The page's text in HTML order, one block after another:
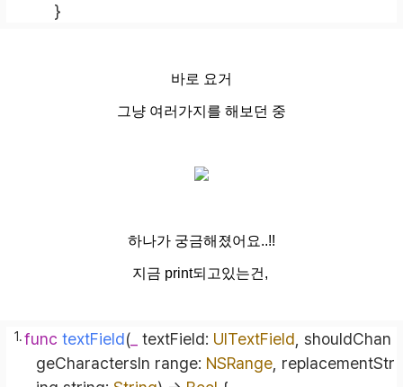
}
바로 요거
그냥 여러가지를 해보던 중
하나가 궁금해졌어요..!!
지금 print되고있는건,
func textField( textField: UITextField shouldChan
geCharactersIn range: NSRange replacementStr